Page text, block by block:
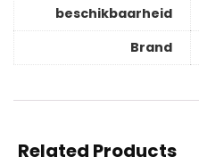
beschikbaarheid
Brand
Related Products